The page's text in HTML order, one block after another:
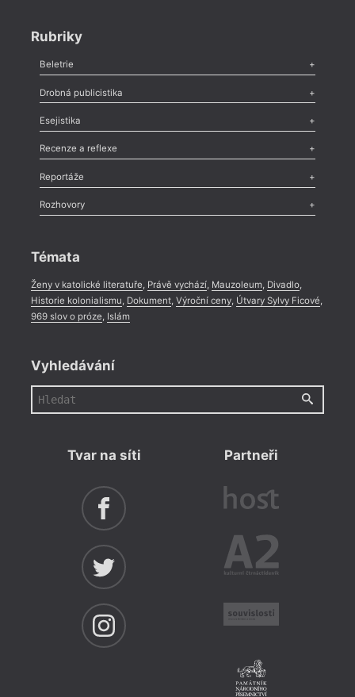
Rubriky
Beletrie
Poezie,Próza,Dokumenty
Drobná publicistika
Odlesk
Nekrolog,Glosa,Sloupek,Pozvánka,Literární soutěž,
Esejistika
Esej ,Pádlo,Úvaha
Recenze a reflexe
Recenze
Méně slov o próze,Celá rubrika
Reportáže
Literární zítřky
Celá rubrika
Rozhovory
Témata
Ženy v katolické literatuře, Právě vychází, Mauzoleum, Divadlo,
Historie kolonialismu, Dokument, Výroční ceny, Útvary Sylvy Ficové,
969 slov o próze, Islám
Vyhledávání
Tvar na síti Partneři